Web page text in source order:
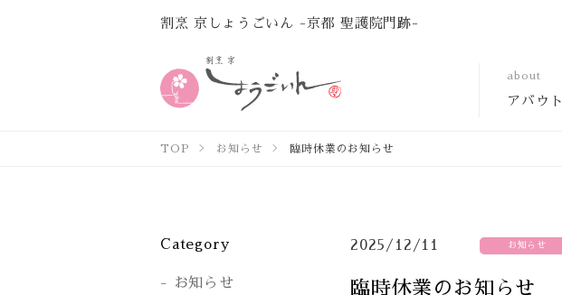
割烹 京しょうごいん -京都 聖護院門跡-
about
アバウト
TOP お知らせ 臨時休業のお知らせ
2025/12/11 お知らせ
臨時休業のお知らせ
Category
お知らせ